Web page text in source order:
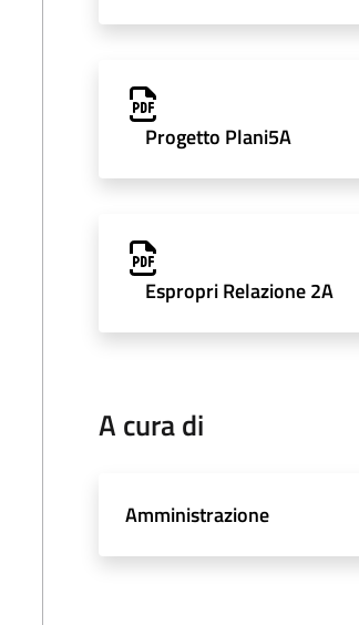
Progetto Plani5A
Espropri Relazione 2A
A cura di
Amministrazione